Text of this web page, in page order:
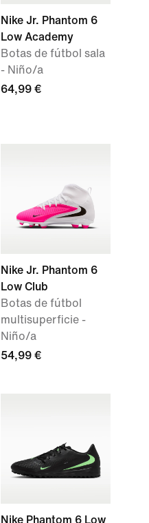
Nike Jr. Phantom 6
Low Academy
Botas de fútbol sala
- Niño/a
64,99 €
Nike Jr. Phantom 6
Low Club
Botas de fútbol
multisuperficie -
Niño/a
54,99 €
Nike Phantom 6 Low